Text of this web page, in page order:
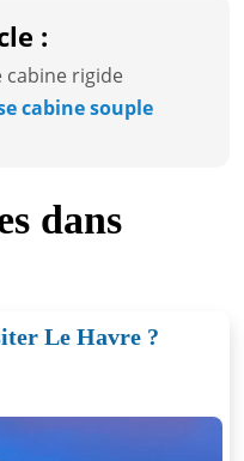
:
cabine rigide
cabine souple
dans
Le Havre ?